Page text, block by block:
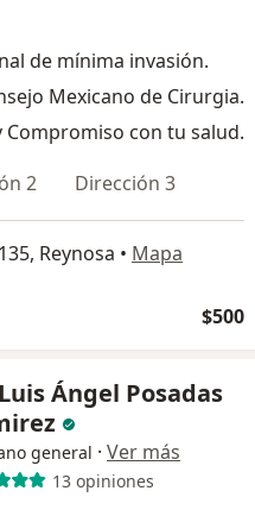
de mínima invasión.
Mexicano de Cirurgia.
Compromiso con tu salud.
2 Dirección 3
Reynosa • Mapa
$500
Ángel Posadas
general · Ver más
13 opiniones